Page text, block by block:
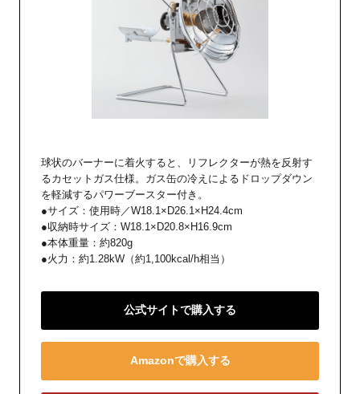
球状のバーナーに着火すると、リフレクターが熱を反射す
るカセットガス仕様。ガス缶の冷えによるドロップダウン
を軽減するパワーブースター付き。
●サイズ：使用時／W18.1×D26.1×H24.4cm
●収納時サイズ：W18.1×D20.8×H16.9cm
●本体重量：約820g
●火力：約1.28kW（約1,100kcal/h相当）
公式サイトで購入する
Amazonで購入する